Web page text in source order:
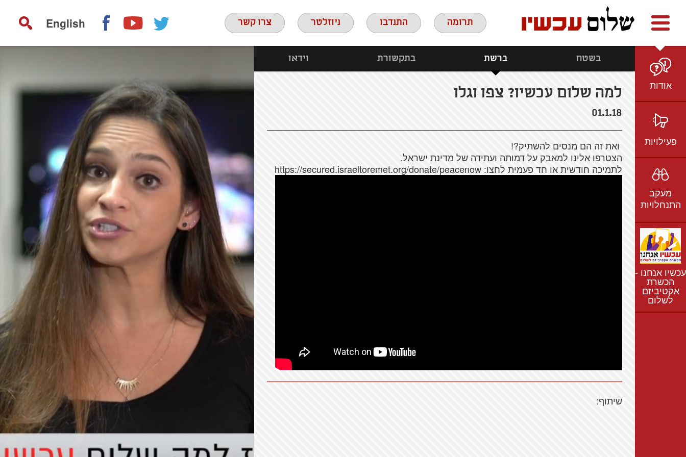
תרומה התנדבו ניוזלטר צרו קשר English Facebookyoutube twitter
אודות
הצוות
חזון ועמדות
אמיל גרינצווייג
שקיפות
פעילויות
ברשת
בתקשורת
וידאו
מעקב
התנחלויות
נתונים
חדשות
נושאים
רשימת התנחלויות
מפת התנחלויות
עכשיו אנחנו -
הכשרת
אקטיביזם
לשלום
בשטח ברשת בתקשורת וידאו
למה שלום עכשיו? צפו וגלו
01.1.18
ואת זה הם מנסים להשתיק?!
הצטרפו אלינו למאבק על דמותה ועתידה של מדינת ישראל.
לתמיכה חודשית או חד פעמית לחצו: https://secured.israeltoremet.org/donate/peacenow
שיתוף: